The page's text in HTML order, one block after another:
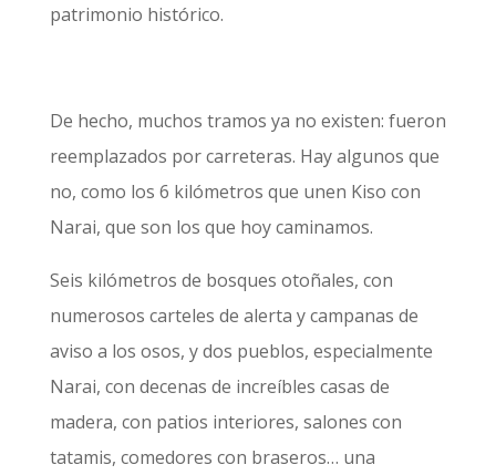
patrimonio histórico.
De hecho, muchos tramos ya no existen: fueron
reemplazados por carreteras. Hay algunos que
no, como los 6 kilómetros que unen Kiso con
Narai, que son los que hoy caminamos.
Seis kilómetros de bosques otoñales, con
numerosos carteles de alerta y campanas de
aviso a los osos, y dos pueblos, especialmente
Narai, con decenas de increíbles casas de
madera, con patios interiores, salones con
tatamis, comedores con braseros… una